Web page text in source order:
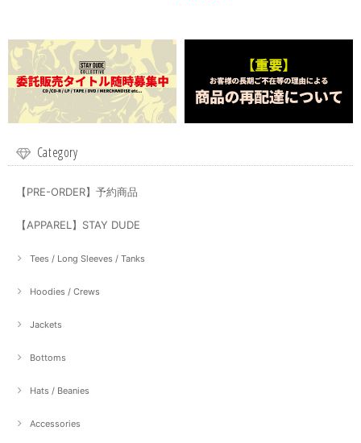
Category
【PRE-ORDER】予約商品
【APPAREL】STAY DUDE
Tees / Long Sleeves / Tanks
Hoodies / Crews
Jackets
Bottoms
Hats / Beanies
Accessories